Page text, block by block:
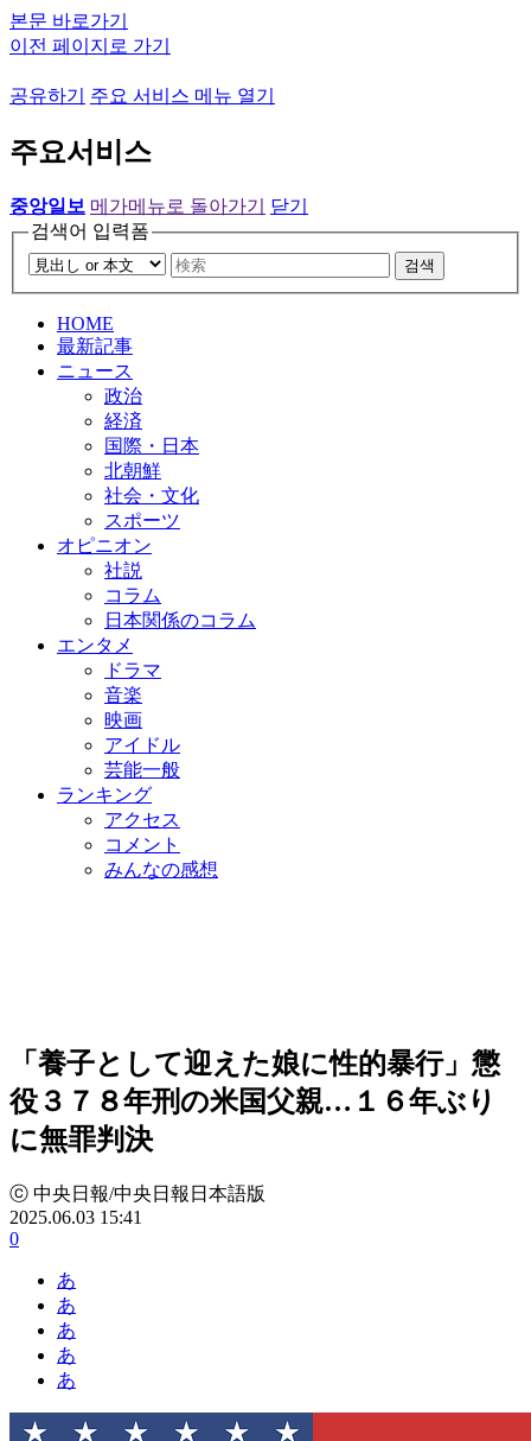
본문 바로가기
이전 페이지로 가기
공유하기 주요 서비스 메뉴 열기
주요서비스
중앙일보 메가메뉴로 돌아가기
닫기
검색어 입력폼
검색
HOME
最新記事
ニュース
政治
経済
国際・日本
北朝鮮
社会・文化
スポーツ
オピニオン
社説
コラム
日本関係のコラム
エンタメ
ドラマ
音楽
映画
アイドル
芸能一般
ランキング
アクセス
コメント
みんなの感想
「養子として迎えた娘に性的暴行」懲
役３７８年刑の米国父親…１６年ぶり
に無罪判決
ⓒ 中央日報/中央日報日本語版
2025.06.03 15:41
0
あ
あ
あ
あ
あ